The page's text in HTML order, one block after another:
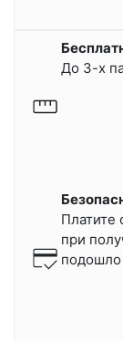
До 3-х
Платите
при
подошло